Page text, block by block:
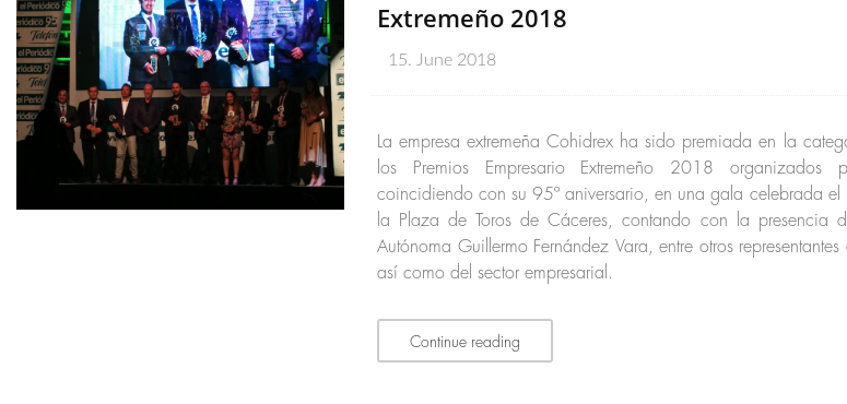
Extremeño 2018
15. June 2018
La empresa extremeña Cohidrex ha sido premiada en la
los Premios Empresario Extremeño 2018 organizados
coincidiendo con su 95º aniversario, en una gala celebrada
la Plaza de Toros de Cáceres, contando con la presencia
Autónoma Guillermo Fernández Vara, entre otros
así como del sector empresarial.
Continue reading